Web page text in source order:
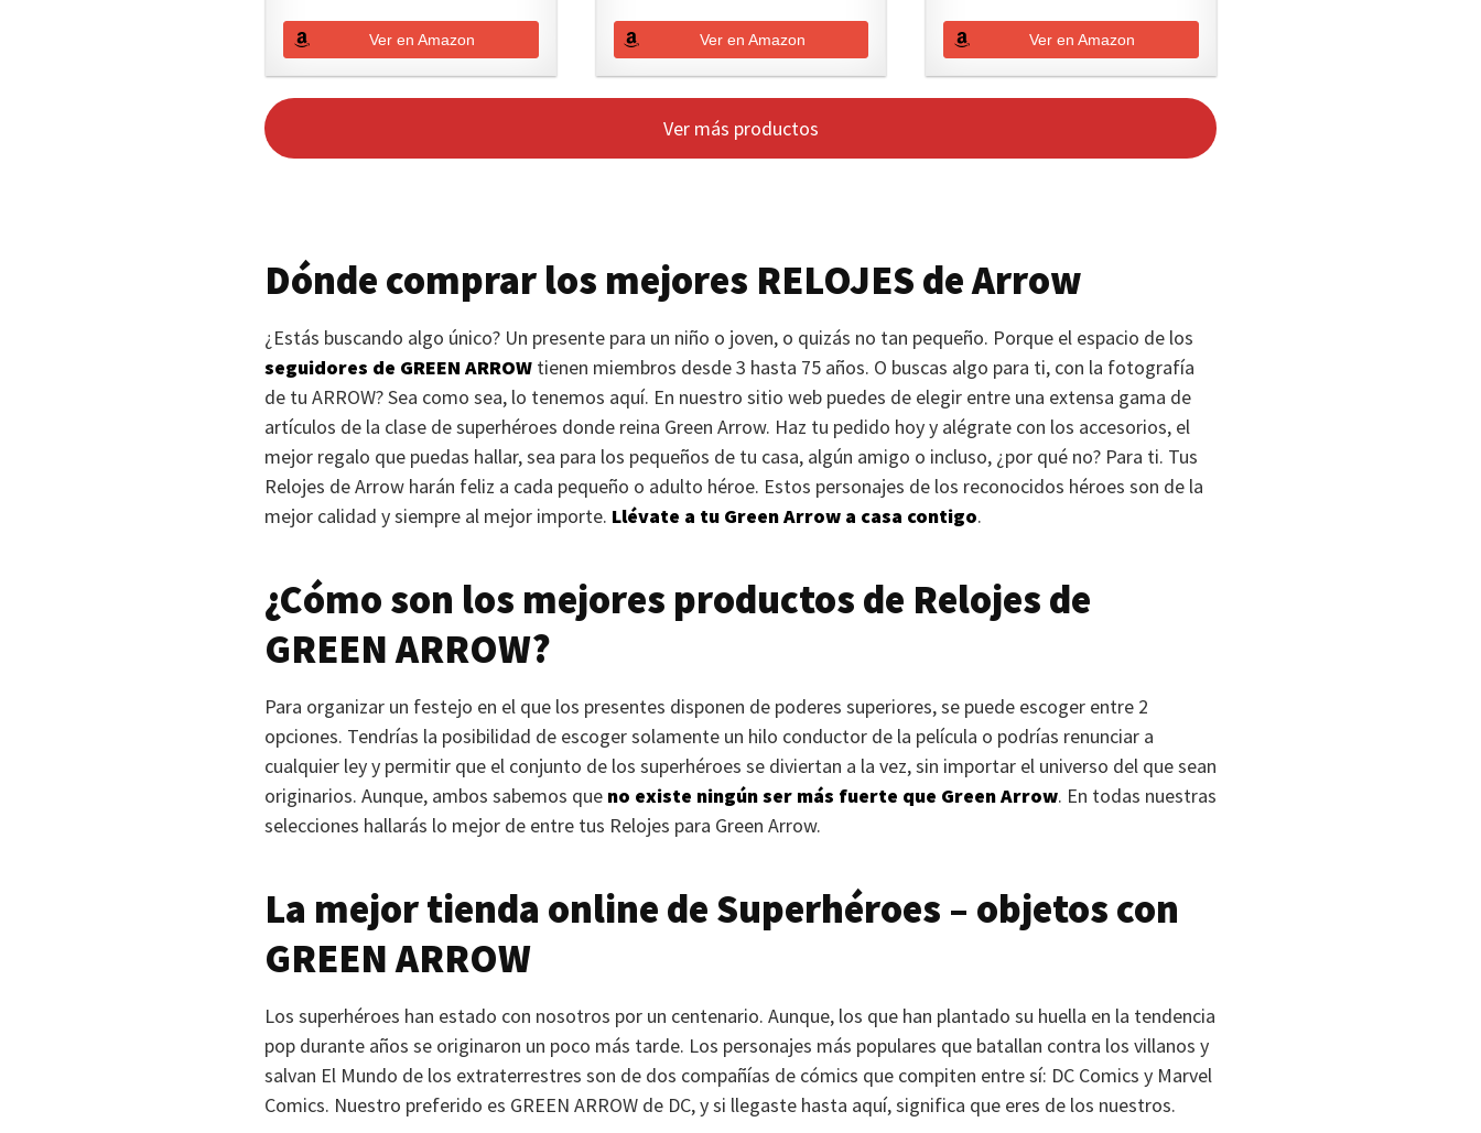
Ver en Amazon Ver en Amazon Ver en Amazon
Ver más productos
Dónde comprar los mejores RELOJES de Arrow
¿Estás buscando algo único? Un presente para un niño o joven, o quizás no tan pequeño. Porque el espacio de los
seguidores de GREEN ARROW tienen miembros desde 3 hasta 75 años. O buscas algo para ti, con la fotografía
de tu ARROW? Sea como sea, lo tenemos aquí. En nuestro sitio web puedes de elegir entre una extensa gama de
artículos de la clase de superhéroes donde reina Green Arrow. Haz tu pedido hoy y alégrate con los accesorios, el
mejor regalo que puedas hallar, sea para los pequeños de tu casa, algún amigo o incluso, ¿por qué no? Para ti. Tus
Relojes de Arrow harán feliz a cada pequeño o adulto héroe. Estos personajes de los reconocidos héroes son de la
mejor calidad y siempre al mejor importe. Llévate a tu Green Arrow a casa contigo.
¿Cómo son los mejores productos de Relojes de
GREEN ARROW?
Para organizar un festejo en el que los presentes disponen de poderes superiores, se puede escoger entre 2
opciones. Tendrías la posibilidad de escoger solamente un hilo conductor de la película o podrías renunciar a
cualquier ley y permitir que el conjunto de los superhéroes se diviertan a la vez, sin importar el universo del que sean
originarios. Aunque, ambos sabemos que no existe ningún ser más fuerte que Green Arrow. En todas nuestras
selecciones hallarás lo mejor de entre tus Relojes para Green Arrow.
La mejor tienda online de Superhéroes – objetos con
GREEN ARROW
Los superhéroes han estado con nosotros por un centenario. Aunque, los que han plantado su huella en la tendencia
pop durante años se originaron un poco más tarde. Los personajes más populares que batallan contra los villanos y
salvan El Mundo de los extraterrestres son de dos compañías de cómics que compiten entre sí: DC Comics y Marvel
Comics. Nuestro preferido es GREEN ARROW de DC, y si llegaste hasta aquí, significa que eres de los nuestros.